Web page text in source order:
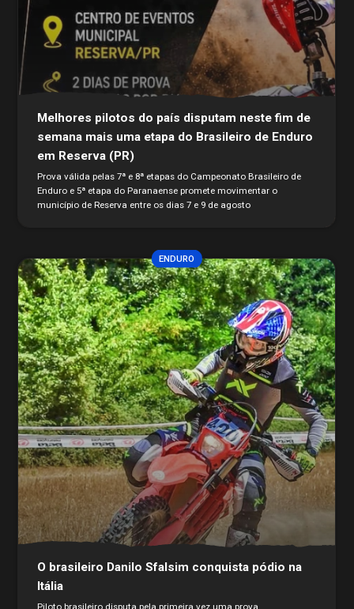
Melhores pilotos do país disputam neste fim de
semana mais uma etapa do Brasileiro de Enduro
em Reserva (PR)
Prova válida pelas 7ª e 8ª etapas do Campeonato Brasileiro de
Enduro e 5ª etapa do Paranaense promete movimentar o
município de Reserva entre os dias 7 e 9 de agosto
O brasileiro Danilo Sfalsim conquista pódio na
Itália
Piloto brasileiro disputa pela primeira vez uma prova
ENDURO